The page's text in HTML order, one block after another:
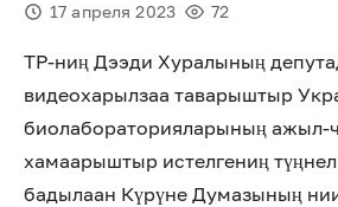
17 апреля 2023 72
ТР-ниң Дээди Хуралының
видеохарылзаа таварыштыр
биолабораторияларының ажыл-
хамаарыштыр истелгениң
бадылаан Күрүне Думазының